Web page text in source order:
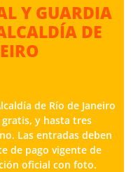
Y GUARDIA
DE
de Río de Janeiro
y hasta tres
Las entradas deben
de pago vigente de
oficial con foto.